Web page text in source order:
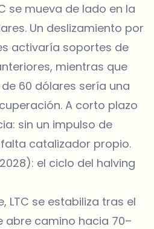
se mueva de lado en la
Un deslizamiento por
activaría soportes de
mientras que
60 dólares sería una
A corto plazo
sin un impulso de
falta catalizador propio.
el ciclo del halving
LTC se estabiliza tras el
abre camino hacia 70–